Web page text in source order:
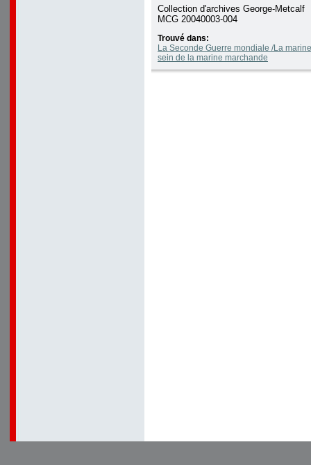
Collection d'archives George-Metcalf
MCG 20040003-004
Trouvé dans:
La Seconde Guerre mondiale /La
sein de la marine marchande